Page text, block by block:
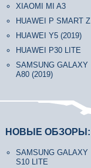
XIAOMI MI A3
HUAWEI P SMART Z
HUAWEI Y5 (2019)
HUAWEI P30 LITE
SAMSUNG GALAXY
A80 (2019)
НОВЫЕ ОБЗОРЫ:
SAMSUNG GALAXY
S10 LITE